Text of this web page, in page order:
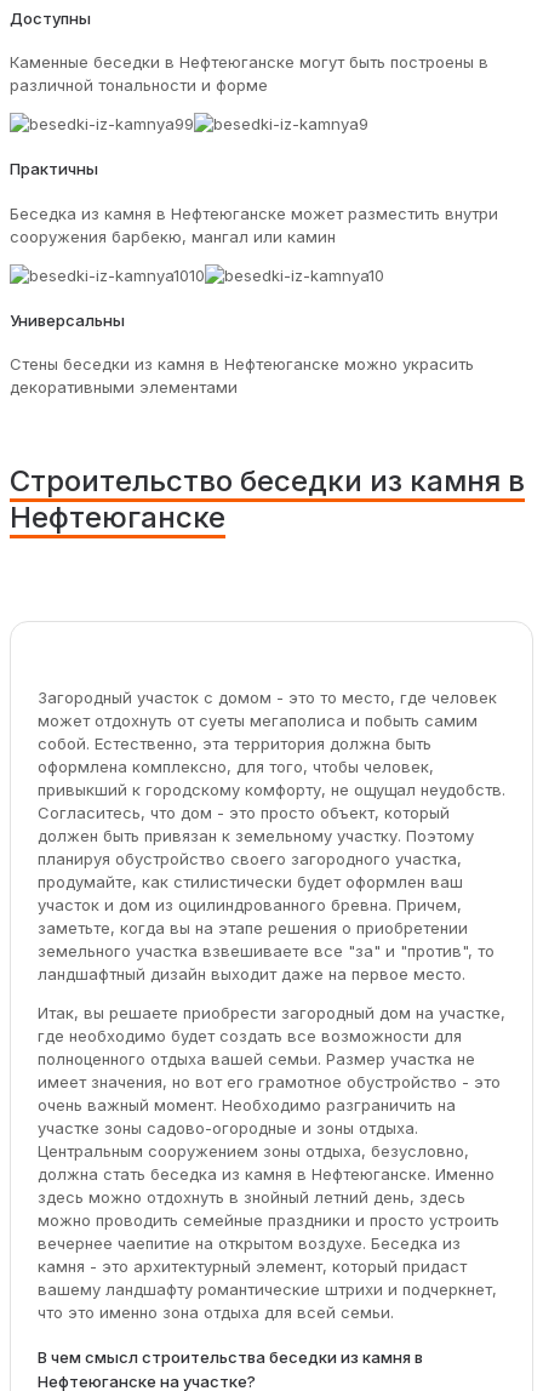
Доступны
Каменные беседки в Нефтеюганске могут быть построены в
различной тональности и форме
Практичны
Беседка из камня в Нефтеюганске может разместить внутри
сооружения барбекю, мангал или камин
Универсальны
Стены беседки из камня в Нефтеюганске можно украсить
декоративными элементами
Строительство беседки из камня в
Нефтеюганске
Загородный участок с домом - это то место, где человек
может отдохнуть от суеты мегаполиса и побыть самим
собой. Естественно, эта территория должна быть
оформлена комплексно, для того, чтобы человек,
привыкший к городскому комфорту, не ощущал неудобств.
Согласитесь, что дом - это просто объект, который
должен быть привязан к земельному участку. Поэтому
планируя обустройство своего загородного участка,
продумайте, как стилистически будет оформлен ваш
участок и дом из оцилиндрованного бревна. Причем,
заметьте, когда вы на этапе решения о приобретении
земельного участка взвешиваете все "за" и "против", то
ландшафтный дизайн выходит даже на первое место.
Итак, вы решаете приобрести загородный дом на участке,
где необходимо будет создать все возможности для
полноценного отдыха вашей семьи. Размер участка не
имеет значения, но вот его грамотное обустройство - это
очень важный момент. Необходимо разграничить на
участке зоны садово-огородные и зоны отдыха.
Центральным сооружением зоны отдыха, безусловно,
должна стать беседка из камня в Нефтеюганске. Именно
здесь можно отдохнуть в знойный летний день, здесь
можно проводить семейные праздники и просто устроить
вечернее чаепитие на открытом воздухе. Беседка из
камня - это архитектурный элемент, который придаст
вашему ландшафту романтические штрихи и подчеркнет,
что это именно зона отдыха для всей семьи.
В чем смысл строительства беседки из камня в
Нефтеюганске на участке?